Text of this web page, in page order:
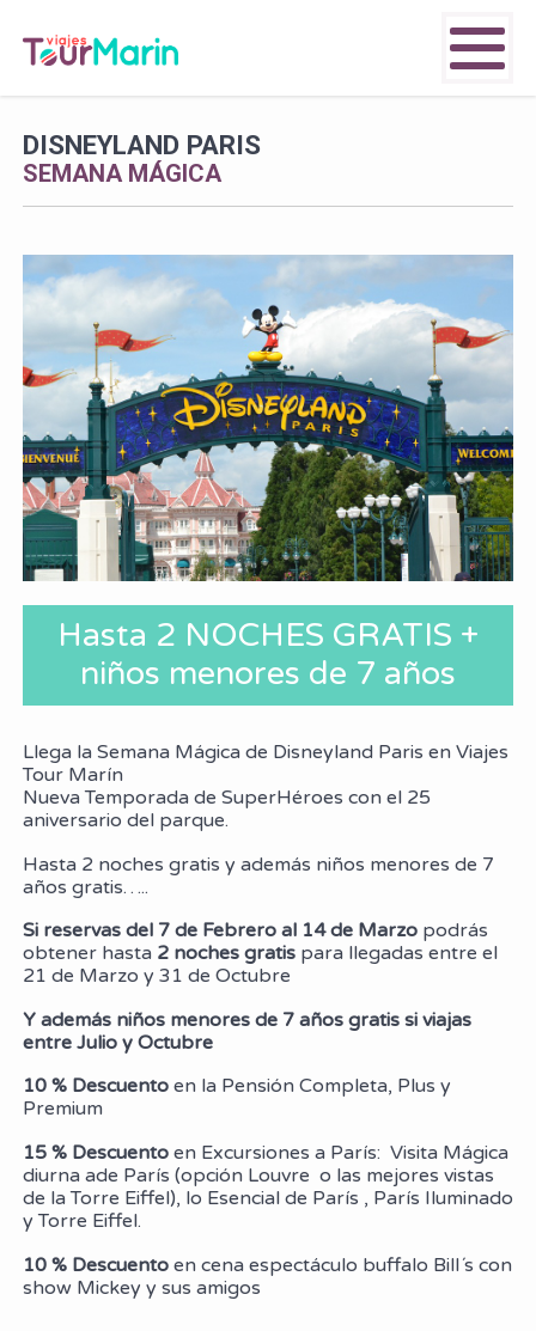
DISNEYLAND PARIS
SEMANA MÁGICA
Hasta 2 NOCHES GRATIS +
niños menores de 7 años
Llega la Semana Mágica de Disneyland Paris en Viajes
Tour Marín
Nueva Temporada de SuperHéroes con el 25
aniversario del parque.
Hasta 2 noches gratis y además niños menores de 7
años gratis…..
Si reservas del 7 de Febrero al 14 de Marzopodrás
obtener hasta 2 noches gratispara llegadas entre el
21 de Marzo y 31 de Octubre
Y además niños menores de 7 años gratis si viajas
entre Julio y Octubre
10 % Descuentoen la Pensión Completa, Plus y
Premium
15 % Descuentoen Excursiones a París: Visita Mágica
diurna ade París (opción Louvre o las mejores vistas
de la Torre Eiffel), lo Esencial de París , París Iluminado
y Torre Eiffel.
10 % Descuentoen cena espectáculo buffalo Bill´s con
show Mickey y sus amigos